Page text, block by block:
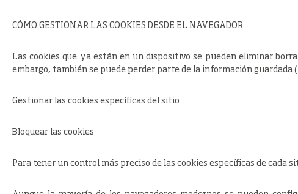
CÓMO GESTIONAR LAS COOKIES DESDE EL NAVEGADOR
Las cookies que ya están en un dispositivo se pueden eliminar
embargo, también se puede perder parte de la información guardada
Gestionar las cookies específicas del sitio
Bloquear las cookies
Para tener un control más preciso de las cookies específicas de cada